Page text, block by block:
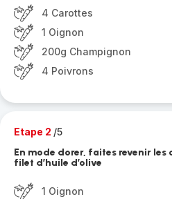
4 Carottes
1 Oignon
200g Champignon
4 Poivrons
Etape 2 /5
En mode dorer, faites revenir les
filet d’huile d’olive
1 Oignon